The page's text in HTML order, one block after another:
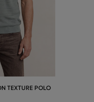
TEXTURE POLO